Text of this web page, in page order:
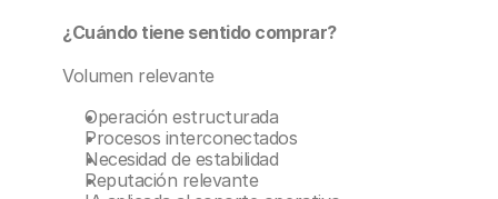
¿Cuándo tiene sentido comprar?
Volumen relevante
Operación estructurada
Procesos interconectados
Necesidad de estabilidad
Reputación relevante